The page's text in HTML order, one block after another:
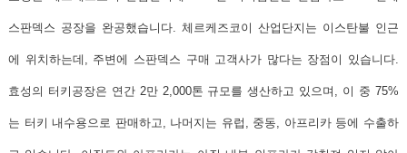
스판덱스 공장을 완공했습니다. 체르케즈코이 산업단지는 이스탄불 인근
에 위치하는데, 주변에 스판덱스 구매 고객사가 많다는 장점이 있습니다.
효성의 터키공장은 연간 2만 2,000톤 규모를 생산하고 있으며, 이 중 75%
는 터키 내수용으로 판매하고, 나머지는 유럽, 중동, 아프리카 등에 수출하